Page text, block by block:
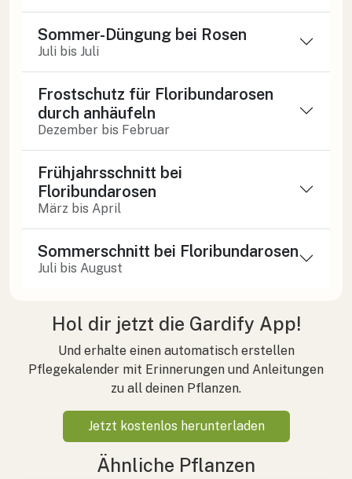
Sommer-Düngung bei Rosen
Juli bis Juli
Frostschutz für Floribundarosen
durch anhäufeln
Dezember bis Februar
Frühjahrsschnitt bei
Floribundarosen
März bis April
Sommerschnitt bei Floribundarosen
Juli bis August
Hol dir jetzt die Gardify App!
Und erhalte einen automatisch erstellen
Pflegekalender mit Erinnerungen und Anleitungen
zu all deinen Pflanzen.
Jetzt kostenlos herunterladen
Ähnliche Pflanzen